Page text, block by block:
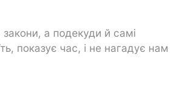
а подекуди й самі
показує час, і не нагадує нам